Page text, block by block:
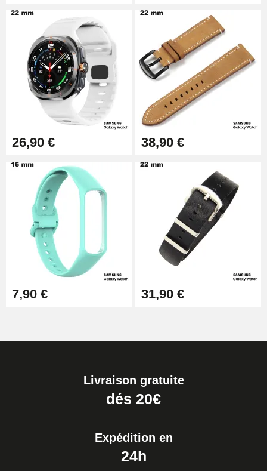
26,90 € 38,90 €
7,90 € 31,90 €
Livraison gratuite
dés 20€
Expédition en
24h